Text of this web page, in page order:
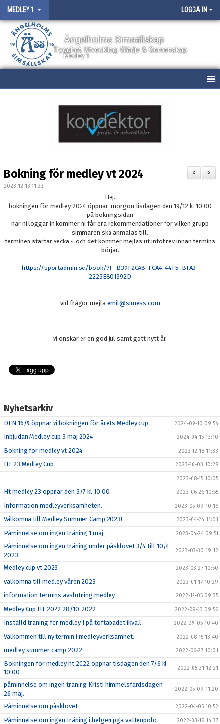
MEDLEY 1 LOGGA IN
Ängelholms Simsällskap
Trygghet, Utveckling, Glädje & Gemenskap
Medley 1
DOKUMENT
BOKNING AV PLATS
KONTAKT
>
<
Bokning för medley vt 2024
2023-12-18 11:33
Hej.
bokningen för medley 2024 öppnar imorgon tisdagen den 19/12 kl 10:00
på bokningsidan
när ni loggar in kommer ni får era rekommendationer för vilken grupp
simmaren ska anmälas till.
terminen startar vecka 4 och det kommer mejlas ut infobrev innan termins
börjar.
https://sportadmin.se/book/?F=B39F2CA8-FCA4-44F5-BFA3-
2223E801392D
vid frågor mejla emil@simess.com
vi önskar er en god jul samt gott nytt år.
Nyhetsarkiv
DEN 16/9 öppnar vi bokningen för årets Medley cup 2024-09-10 09:54
Inbjudan Medley cup 3 maj 2024 2024-04-15 13:10
Bokning för medley vt 2024 2023-12-18 11:33
HT 23 Medley Cup 2023-10-03 10:28
2023-08-15 10:05
Ht medley 23 öppnar den 3/7 kl 10:00 2023-06-26 10:55
Information medleyverksamheten. 2023-05-09 10:16
Välkomna till Medley Summer Camp 2023! 2023-04-24 11:01
Påminnelse om ingen träning 1 maj 2023-04-24 09:51
Påminnelse om ingen träning under påsklovet 3/4 till 10/4
2023
2023-03-30 19:12
Medley cup vt 2023 2023-03-27 10:50
välkomna till medley våren 2023 2023-01-17 10:29
information termins avslutning medley 2022-12-05 09:35
Medley Cup HT 2022 28/10-2022 2022-09-13 09:56
Inställd träning för medley 1 på toftabadet ikväll 2022-09-05 10:40
Välkommen till ny termin i medleyverksamhet. 2022-08-15 13:40
medley summer camp 2022 2022-06-27 10:01
Bokningen för medley ht 2022 öppnar tisdagen den 7/6 kl
10:00
2022-05-31 12:21
påminnelse om ingen träning Kristi himmelsfärdsdagen
26 maj.
2022-05-09 11:20
Påminnelse om påsklovet 2022-04-05 10:52
Påminnelse om ingen träning i helgen pga vattenpolo 2022-03-16 14:37